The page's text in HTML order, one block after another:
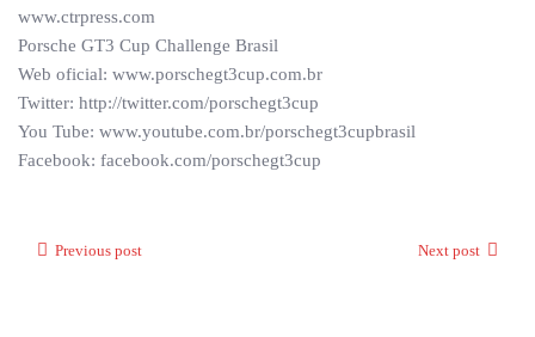
www.ctrpress.com
Porsche GT3 Cup Challenge Brasil
Web oficial: www.porschegt3cup.com.br
Twitter: http://twitter.com/porschegt3cup
You Tube: www.youtube.com.br/porschegt3cupbrasil
Facebook: facebook.com/porschegt3cup
Previous post Next post